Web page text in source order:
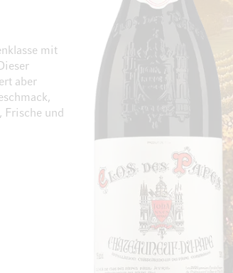
mit
aber
Frische und
Zum Ende der Bildgalerie